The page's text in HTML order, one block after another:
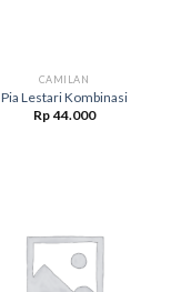
CAMILAN
Pia Lestari Kombinasi
Rp 44.000